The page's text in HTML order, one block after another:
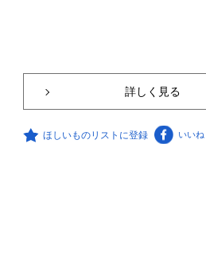
詳しく見る
ほしいものリストに登録 いいね